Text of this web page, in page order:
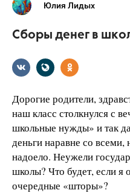
Юлия Лидых
Сборы денег в
Дорогие родители,
наш класс столкнулся с
школьные нужды» и так
деньги наравне со всеми,
надоело. Неужели
школы? Что будет, если я
очередные «шторы»?